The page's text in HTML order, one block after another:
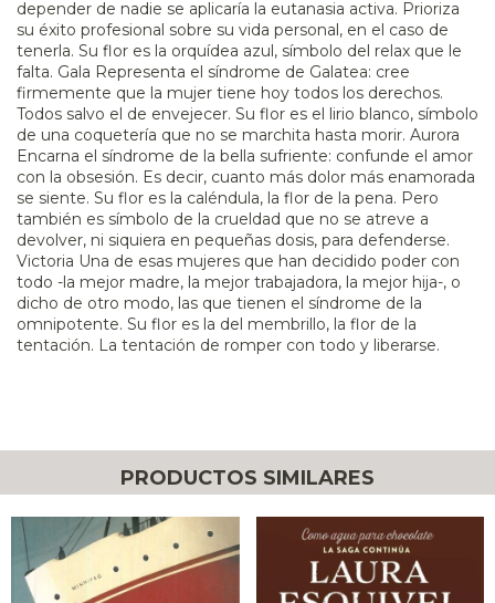
depender de nadie se aplicaría la eutanasia activa. Prioriza
su éxito profesional sobre su vida personal, en el caso de
tenerla. Su flor es la orquídea azul, símbolo del relax que le
falta. Gala Representa el síndrome de Galatea: cree
firmemente que la mujer tiene hoy todos los derechos.
Todos salvo el de envejecer. Su flor es el lirio blanco, símbolo
de una coquetería que no se marchita hasta morir. Aurora
Encarna el síndrome de la bella sufriente: confunde el amor
con la obsesión. Es decir, cuanto más dolor más enamorada
se siente. Su flor es la caléndula, la flor de la pena. Pero
también es símbolo de la crueldad que no se atreve a
devolver, ni siquiera en pequeñas dosis, para defenderse.
Victoria Una de esas mujeres que han decidido poder con
todo -la mejor madre, la mejor trabajadora, la mejor hija-, o
dicho de otro modo, las que tienen el síndrome de la
omnipotente. Su flor es la del membrillo, la flor de la
tentación. La tentación de romper con todo y liberarse.
PRODUCTOS SIMILARES